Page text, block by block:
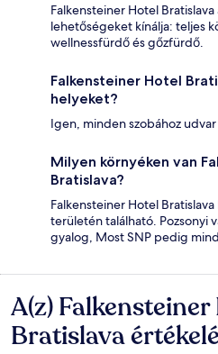
Falkensteiner Hotel
lehetőségeket kínálja: teljes
wellnessfürdő és gőzfürdő.
Falkensteiner Hotel
helyeket?
Igen, minden szobához
Milyen környéken van
Bratislava?
Falkensteiner Hotel
területén található. Pozsonyi
gyalog, Most SNP pedig
Értékelések
A(z)
Bratislava